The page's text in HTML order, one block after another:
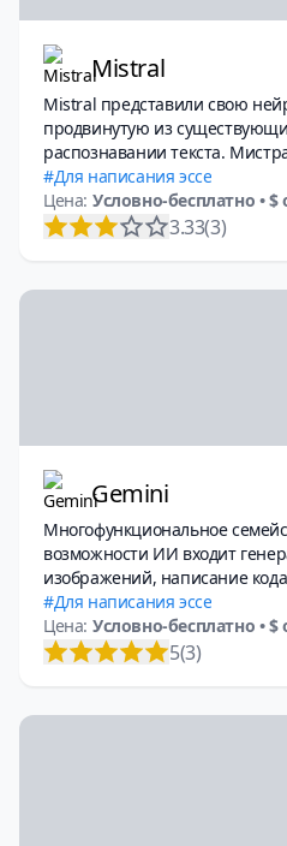
Mistral
Mistral представили свою
продвинутую из
распознавании текста.
хорошо с текстом,
Для написания эссе
Цена: Условно-бесплатно • $
3.33(3)
Gemini
Многофункциональное
возможности ИИ входит
изображений, написание
Для написания эссе
Цена: Условно-бесплатно • $
5(3)